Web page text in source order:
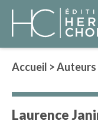
Accueil >Auteurs
Laurence